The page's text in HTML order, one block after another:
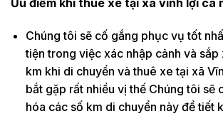
Chúng tôi sẽ cố gắng phục vụ tốt
tiện trong việc xác nhập cảnh và sắp
km khi di chuyển và thuê xe tại xã
bắt gặp rất nhiều vị thế Chúng tôi sẽ
hóa các số km di chuyển này để tiết